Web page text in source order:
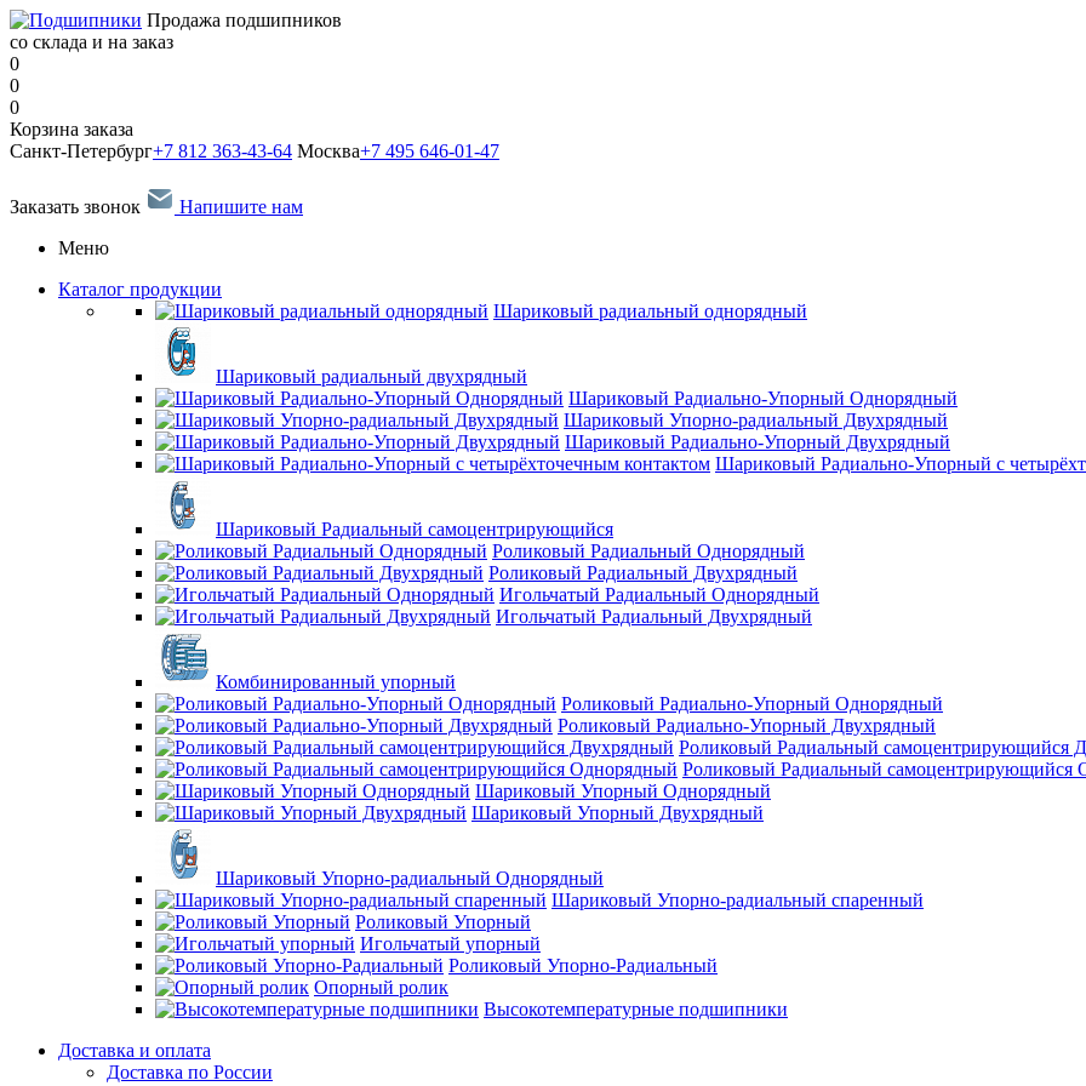
Продажа подшипников
со склада и на заказ
0
0
0
Корзина заказа
Санкт-Петербург+7 812 363-43-64 Москва+7 495 646-01-47
Заказать звонок
Напишите нам
Меню
Каталог продукции
Шариковый радиальный однорядный
Шариковый радиальный двухрядный
Шариковый Радиально-Упорный Однорядный
Шариковый Упорно-радиальный Двухрядный
Шариковый Радиально-Упорный Двухрядный
Шариковый Радиально-Упорный с
Шариковый Радиальный самоцентрирующийся
Роликовый Радиальный Однорядный
Роликовый Радиальный Двухрядный
Игольчатый Радиальный Однорядный
Игольчатый Радиальный Двухрядный
Комбинированный упорный
Роликовый Радиально-Упорный Однорядный
Роликовый Радиально-Упорный Двухрядный
Роликовый Радиальный самоцентрирующийся
Роликовый Радиальный самоцентрирующийся
Шариковый Упорный Однорядный
Шариковый Упорный Двухрядный
Шариковый Упорно-радиальный Однорядный
Шариковый Упорно-радиальный спаренный
Роликовый Упорный
Игольчатый упорный
Роликовый Упорно-Радиальный
Опорный ролик
Высокотемпературные подшипники
Доставка и оплата
Доставка по России